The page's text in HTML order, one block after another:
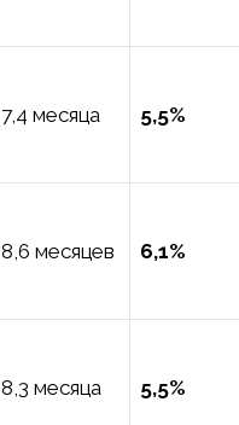
7,4 месяца 5,5%
8,6 месяцев 6,1%
8,3 месяца 5,5%